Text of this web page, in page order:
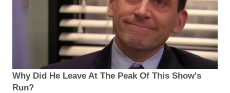
Why Did He Leave At The Peak Of This Show's
Run?